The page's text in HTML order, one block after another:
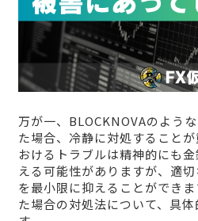
万が一、BLOCKNOVAのよう
た場合、冷静に対処すること
おけるトラブルは精神的にも
える可能性がありますが、適
を最小限に抑えることができ
た場合の対処法について、具